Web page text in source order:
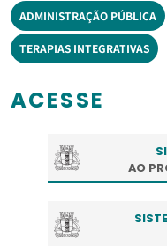
ADMINISTRAÇÃO PÚBLICA
TERAPIAS INTEGRATIVAS
ACESSE
AO